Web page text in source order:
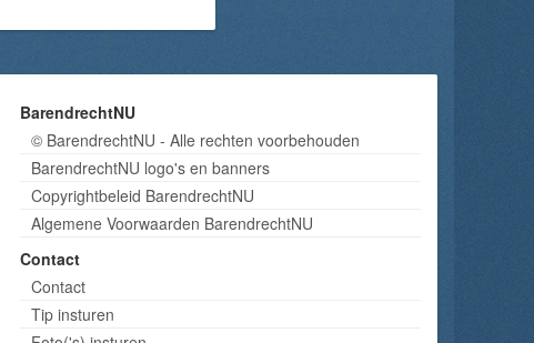
BarendrechtNU
© BarendrechtNU - Alle rechten voorbehouden
BarendrechtNU logo's en banners
Copyrightbeleid BarendrechtNU
Algemene Voorwaarden BarendrechtNU
Contact
Contact
Tip insturen